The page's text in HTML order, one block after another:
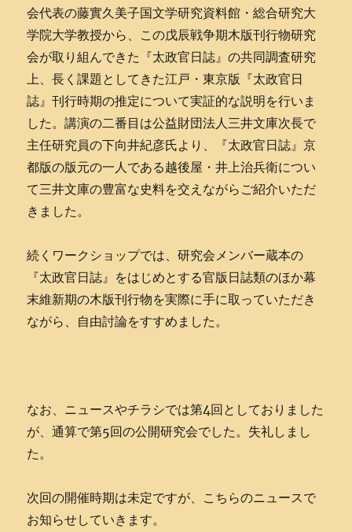
会代表の藤實久美子国文学研究資料館・総合研究大
学院大学教授から、この戊辰戦争期木版刊行物研究
会が取り組んできた『太政官日誌』の共同調査研究
上、長く課題としてきた江戸・東京版『太政官日
誌』刊行時期の推定について実証的な説明を行いま
した。講演の二番目は公益財団法人三井文庫次長で
主任研究員の下向井紀彦氏より、『太政官日誌』京
都版の版元の一人である越後屋・井上治兵衛につい
て三井文庫の豊富な史料を交えながらご紹介いただ
きました。
続くワークショップでは、研究会メンバー蔵本の
『太政官日誌』をはじめとする官版日誌類のほか幕
末維新期の木版刊行物を実際に手に取っていただき
ながら、自由討論をすすめました。
なお、ニュースやチラシでは第4回としておりました
が、通算で第5回の公開研究会でした。失礼しまし
た。
次回の開催時期は未定ですが、こちらのニュースで
お知らせしていきます。